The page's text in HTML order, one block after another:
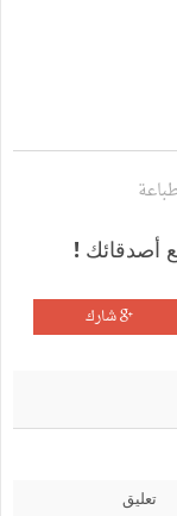
أصدقائك !
شارك
تعليق